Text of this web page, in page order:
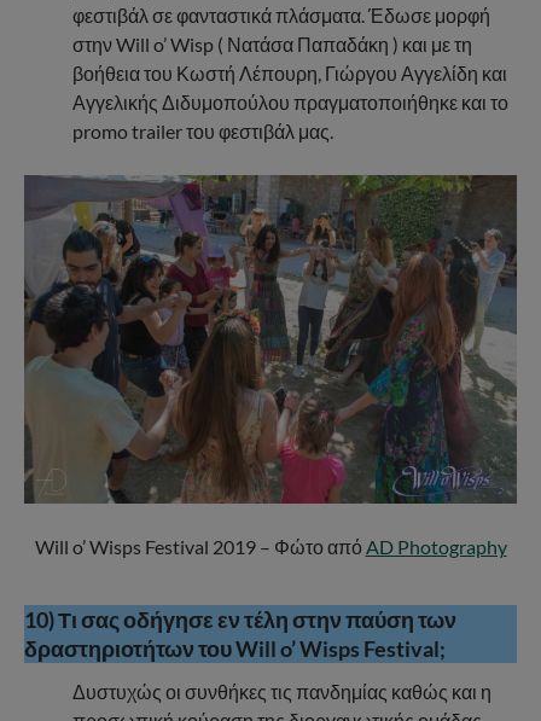
φεστιβάλ σε φανταστικά πλάσματα. Έδωσε μορφή
στην Will o’ Wisp ( Νατάσα Παπαδάκη ) και με τη
βοήθεια του Κωστή Λέπουρη, Γιώργου Αγγελίδη και
Αγγελικής Διδυμοπούλου πραγματοποιήθηκε και το
promo trailer του φεστιβάλ μας.
Will o’ Wisps Festival 2019 – Φώτο από AD Photography
10) Τι σας οδήγησε εν τέλη στην παύση των
δραστηριοτήτων του Will o’ Wisps Festival;
Δυστυχώς οι συνθήκες τις πανδημίας καθώς και η